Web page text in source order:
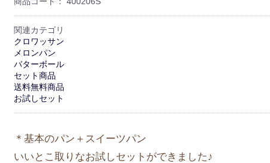
関連カテゴリ
クロワッサン
メロンパン
バターボール
セット商品
送料無料商品
お試しセット
＊基本のパン＋スイーツパン
いいとこ取りなお試しセットができました♪